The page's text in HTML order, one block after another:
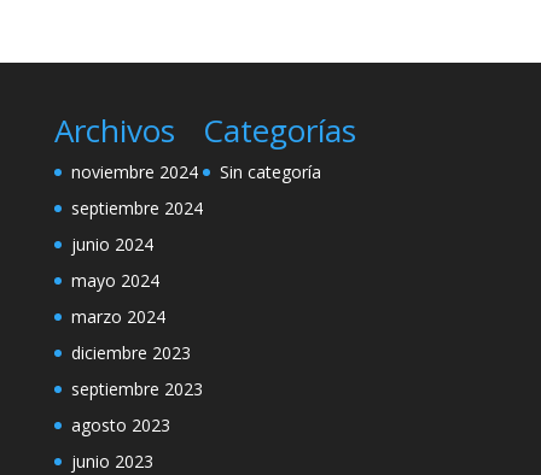
Archivos
noviembre 2024
septiembre 2024
junio 2024
mayo 2024
marzo 2024
diciembre 2023
septiembre 2023
agosto 2023
junio 2023
Categorías
Sin categoría